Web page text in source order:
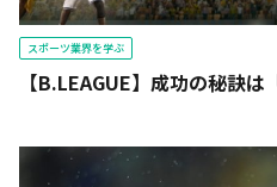
スポーツ業界を学ぶ
【B.LEAGUE】成功の秘訣は